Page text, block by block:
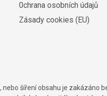
0chrana osobních údajů
Zásady cookies (EU)
šíření obsahu je